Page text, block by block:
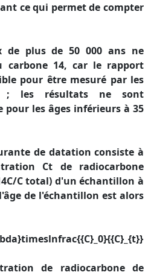
ce qui permet de compter
de plus de 50 000 ans ne
carbone 14, car le rapport
pour être mesuré par les
; les résultats ne sont
pour les âges inférieurs à 35
de datation consiste à
Ct de radiocarbone
C total) d'un échantillon à
de l'échantillon est alors
de radiocarbone de